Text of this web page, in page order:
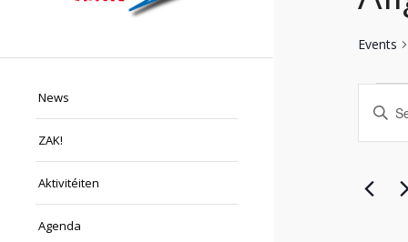
News
ZAK!
Aktivitéiten
Agenda
Events
and
Enter
Keyword.
Search
Events